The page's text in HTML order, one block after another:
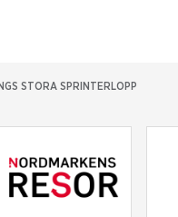
STORA SPRINTERLOPP